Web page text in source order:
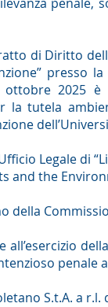
di Diritto
presso
ottobre 2025
la tutela
Legale di
and the
della
all’esercizio
penale
S.t.A. a r.l.